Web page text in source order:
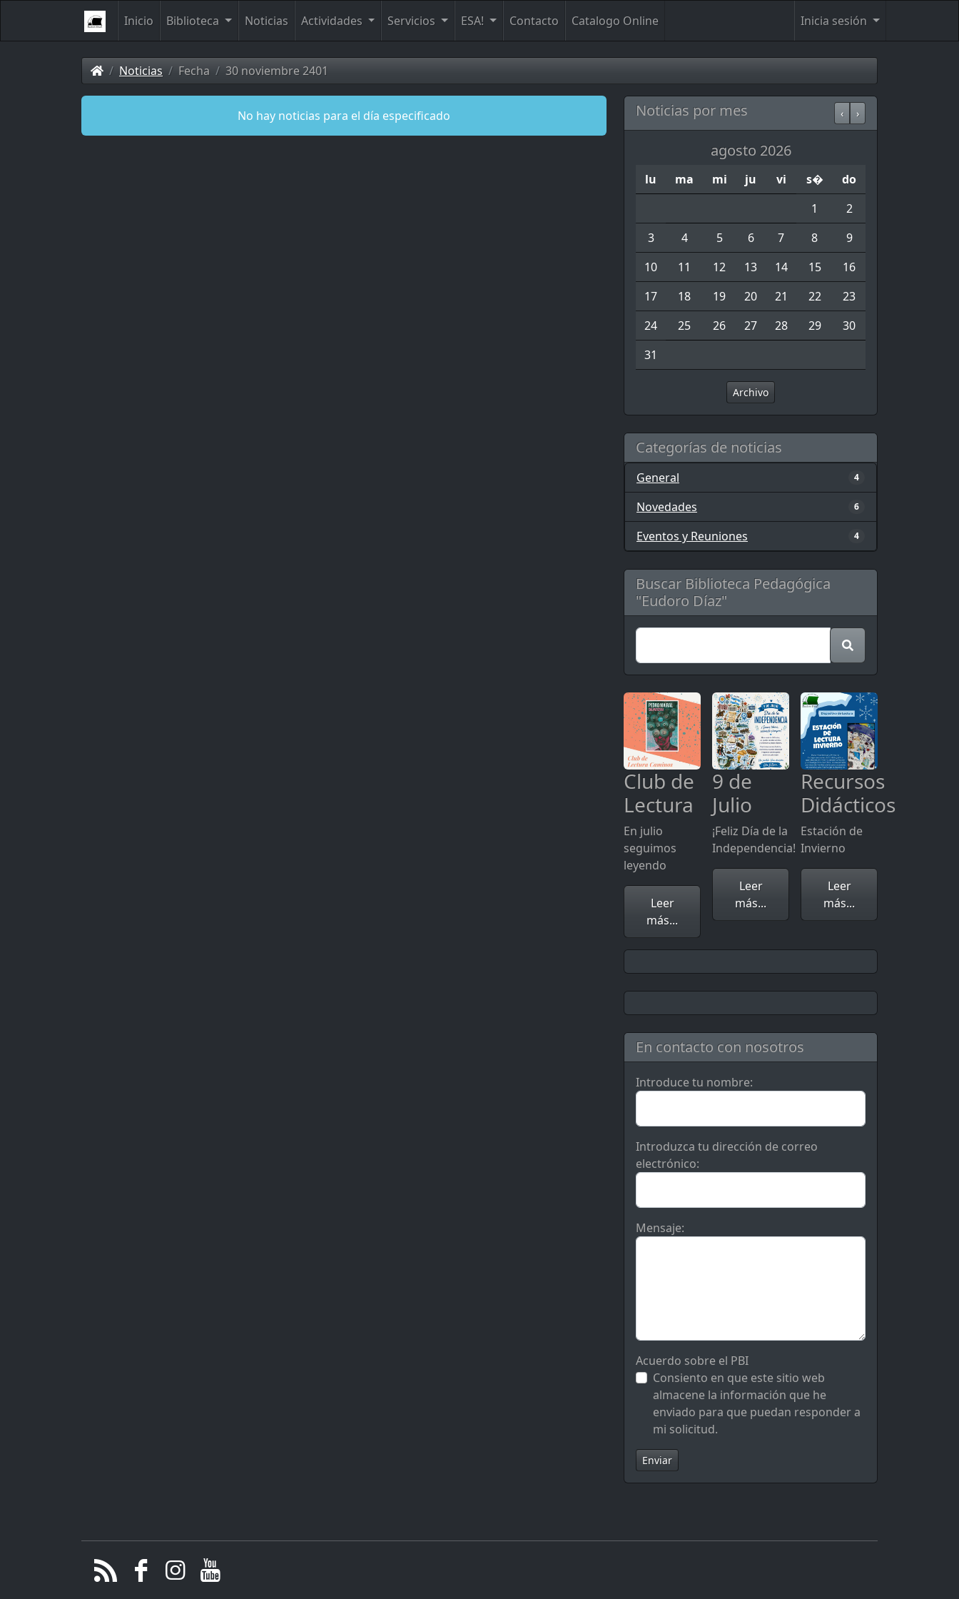
Inicio Biblioteca Noticias Actividades Servicios ESA! Contacto Catalogo Online Inicia sesión
Noticias Fecha 30 noviembre 2401
No hay noticias para el día especificado Noticias por mes ‹ ›
agosto 2026
lu ma mi ju vi s�
do
1
2
3
4 5 6 7 8
9
10
11 12 13 14 15
16
17
18 19 20 21 22
23
24
25 26 27 28 29
30
31
Archivo
Categorías de noticias
General 4
Novedades 6
Eventos y Reuniones 4
Buscar Biblioteca Pedagógica
"Eudoro Díaz"
Club de
Lectura
En julio
seguimos
leyendo
Leer
más...
9 de
Julio
¡Feliz Día de la
Independencia!
Leer
más...
Recursos
Didácticos
Estación de
Invierno
Leer
más...
En contacto con nosotros
Introduce tu nombre:
Introduzca tu dirección de correo
electrónico:
Mensaje:
Acuerdo sobre el PBI
Consiento en que este sitio web
almacene la información que he
enviado para que puedan responder a
mi solicitud.